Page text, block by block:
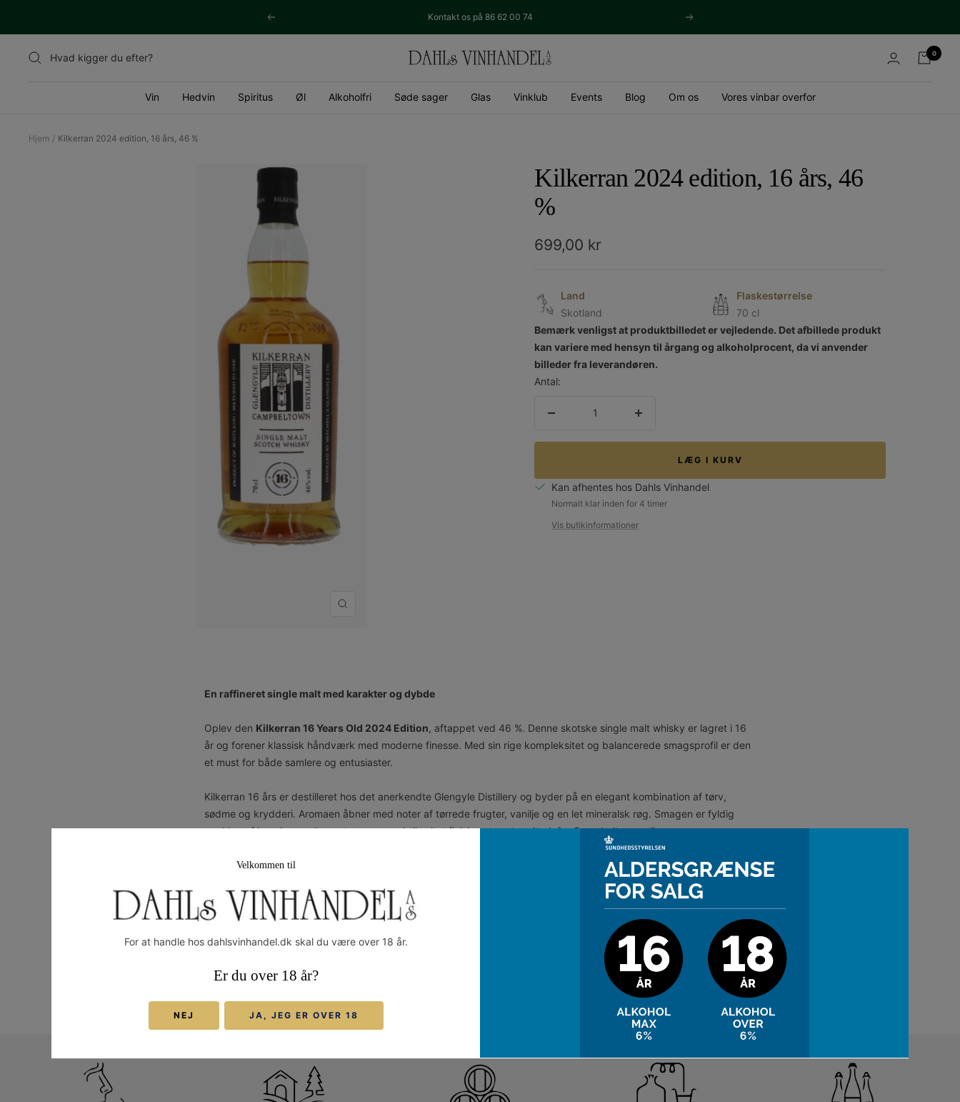
Tidligere Kontakt os på 86 62 00 74 Næste
Velkommen til
For at handle hos dahlsvinhandel.dk skal du være over 18 år.
Er du over 18 år?
NEJ JA, JEG ER OVER 18
Dahls
0
Vin Hedvin Spiritus Øl Alkoholfri Søde sager Glas Vinklub Events Blog Om os Vores vinbar overfor
Hjem Kilkerran 2024 edition, 16 års, 46 %
Zoom
Kilkerran 2024 edition, 16 års, 46
%
Udsalgspris
699,00 kr
Land
Skotland
Flaskestørrelse
70 cl
Bemærk venligst at produktbilledet er vejledende. Det afbillede produkt
kan variere med hensyn til årgang og alkoholprocent, da vi anvender
billeder fra leverandøren.
Antal:
Forøg
LÆG I KURV
Kan afhentes hos Dahls Vinhandel
Normalt klar inden for 4 timer
Vis butikinformationer
En raffineret single malt med karakter og dybde
Oplev den Kilkerran 16 Years Old 2024 Edition, aftappet ved 46 %. Denne skotske single malt whisky er lagret i 16
år og forener klassisk håndværk med moderne finesse. Med sin rige kompleksitet og balancerede smagsprofil er den
et must for både samlere og entusiaster.
Kilkerran 16 års er destilleret hos det anerkendte Glengyle Distillery og byder på en elegant kombination af tørv,
sødme og krydderi. Aromaen åbner med noter af tørrede frugter, vanilje og en let mineralsk røg. Smagen er fyldig
med lag af honning, malt, egetræ og en subtil saltet finish – et ægte udtryk for Campbeltown-stilen.
Perfekt til:Whiskyelskere, der søger en autentisk og lagret whiskyoplevelse med dybde og personlighed.
Tilføj denne eksklusive 2024-udgave til din samling og oplev, hvorfor Kilkerran er blevet et eftertragtet navn blandt
Campbeltown-whiskyer.